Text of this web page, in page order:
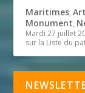
Maritimes,
Monument,
Mardi 27 juillet
sur la Liste du